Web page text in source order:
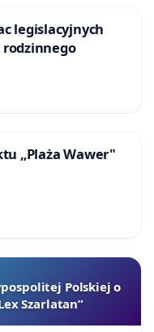
legislacyjnych
„Plaża Wawer"
Polskiej o
Szarlatan”